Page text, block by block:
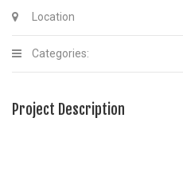
Location
Categories:
Project Description